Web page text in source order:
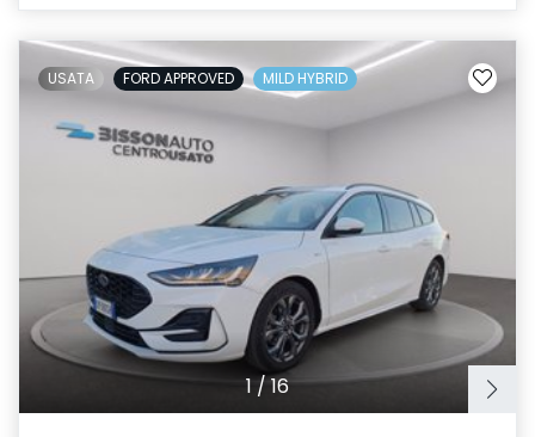
1 /16
USATA FORD APPROVED MILD HYBRID